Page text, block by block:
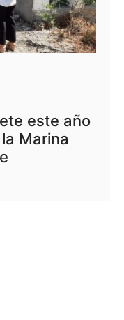
este año
Marina